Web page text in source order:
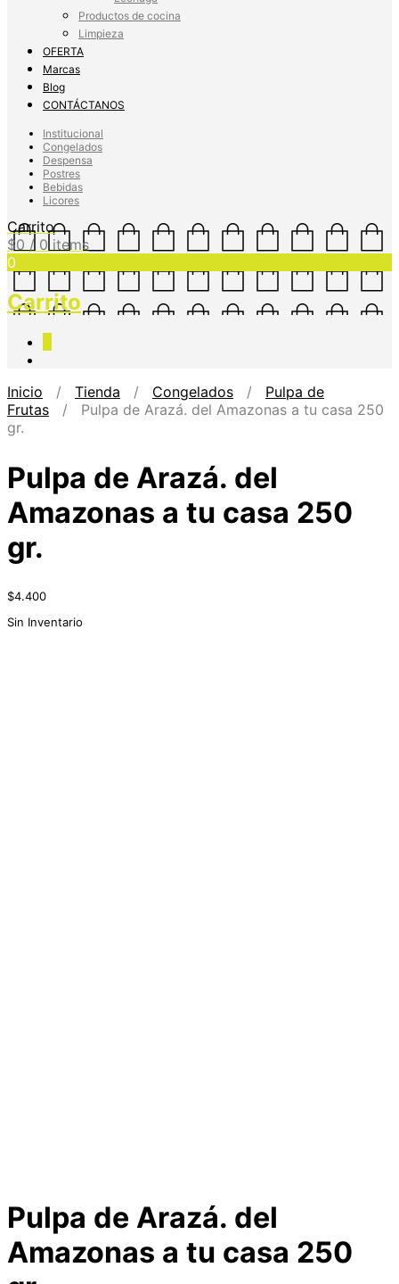
Productos de cocina
Limpieza
OFERTA
Marcas
Blog
CONTÁCTANOS
Institucional
Congelados
Despensa
Postres
Bebidas
Licores
Carrito
$0 / 0 items
0
Carrito
Inicio / Tienda / Congelados / Pulpa de
Frutas / Pulpa de Arazá. del Amazonas a tu casa 250
gr.
Pulpa de Arazá. del
Amazonas a tu casa 250
gr.
$4.400
Sin Inventario
Pulpa de Arazá. del
Amazonas a tu casa 250